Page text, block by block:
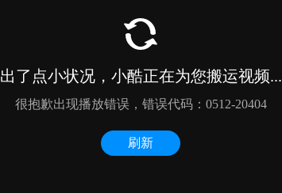
出了点小状况，小酷正在为您搬运视频...
很抱歉出现播放错误，错误代码：0512-20404
刷新